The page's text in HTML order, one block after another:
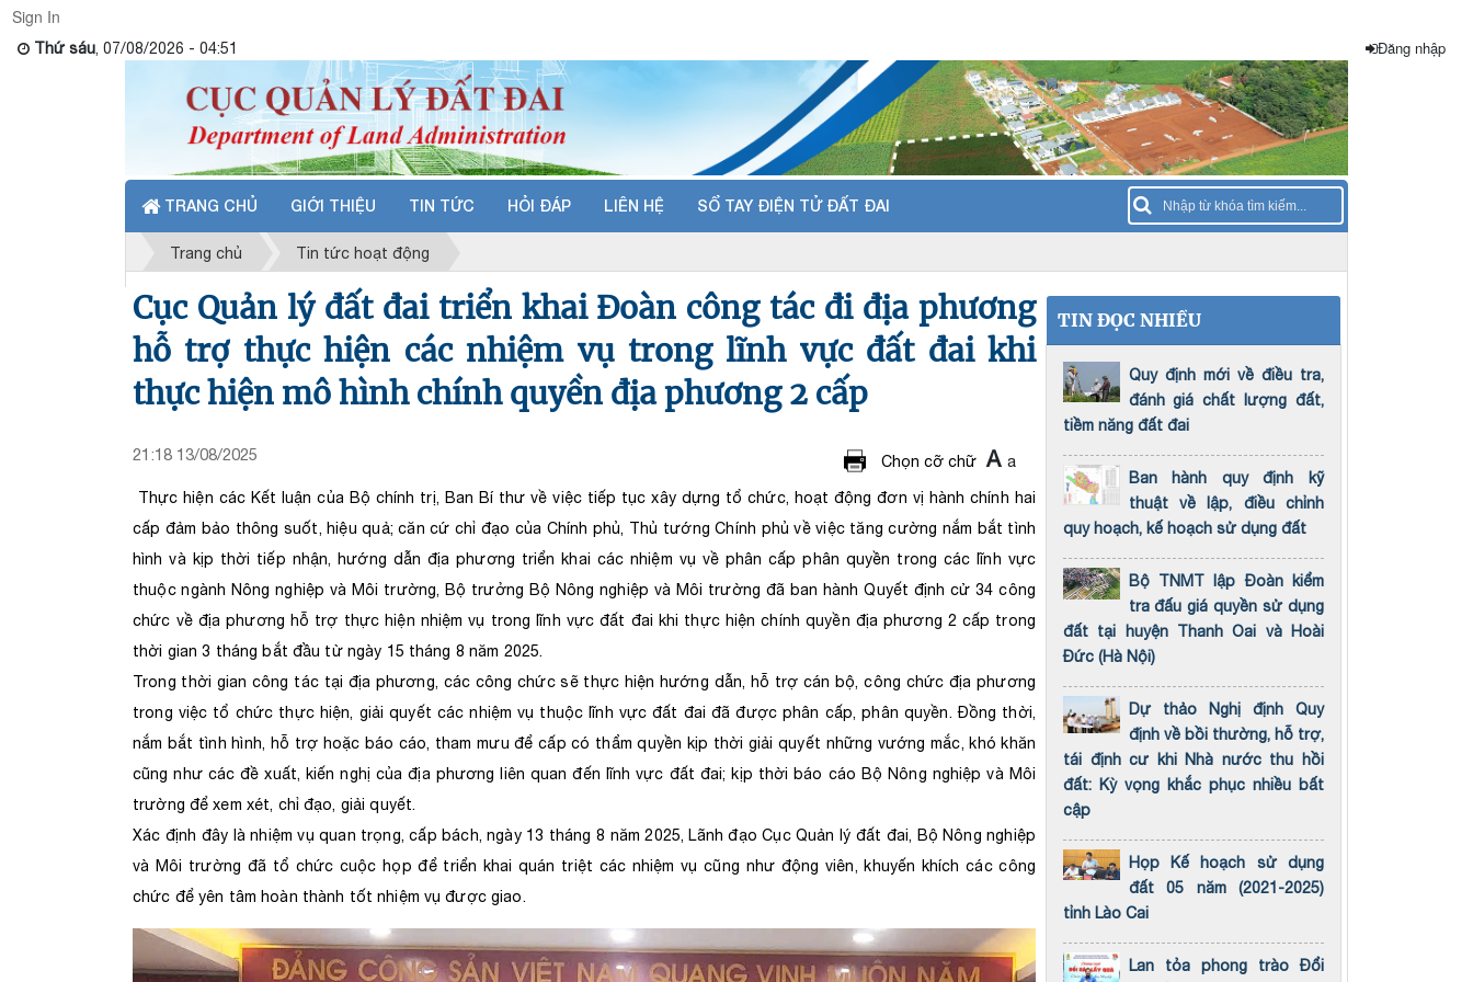
Sign In
Thứ sáu, 07/08/2026 - 04:51 Đăng nhập
TRANG CHỦ GIỚI THIỆU TIN TỨC HỎI ĐÁP LIÊN HỆ SỔ TAY ĐIỆN TỬ ĐẤT ĐAI
Trang chủ Tin tức hoạt động
Cục Quản lý đất đai triển khai Đoàn công tác đi địa phương
hỗ trợ thực hiện các nhiệm vụ trong lĩnh vực đất đai khi
thực hiện mô hình chính quyền địa phương 2 cấp
21:18 13/08/2025 Chọn cỡ chữ A a
Thực hiện các Kết luận của Bộ chính trị, Ban Bí thư về việc tiếp tục xây dựng tổ chức, hoạt động đơn vị hành chính hai
cấp đảm bảo thông suốt, hiệu quả; căn cứ chỉ đạo của Chính phủ, Thủ tướng Chính phủ về việc tăng cường nắm bắt tình
hình và kịp thời tiếp nhận, hướng dẫn địa phương triển khai các nhiệm vụ về phân cấp phân quyền trong các lĩnh vực
thuộc ngành Nông nghiệp và Môi trường, Bộ trưởng Bộ Nông nghiệp và Môi trường đã ban hành Quyết định cử 34 công
chức về địa phương hỗ trợ thực hiện nhiệm vụ trong lĩnh vực đất đai khi thực hiện chính quyền địa phương 2 cấp trong
thời gian 3 tháng bắt đầu từ ngày 15 tháng 8 năm 2025.
Trong thời gian công tác tại địa phương, các công chức sẽ thực hiện hướng dẫn, hỗ trợ cán bộ, công chức địa phương
trong việc tổ chức thực hiện, giải quyết các nhiệm vụ thuộc lĩnh vực đất đai đã được phân cấp, phân quyền. Đồng thời,
nắm bắt tình hình, hỗ trợ hoặc báo cáo, tham mưu để cấp có thẩm quyền kịp thời giải quyết những vướng mắc, khó khăn
cũng như các đề xuất, kiến nghị của địa phương liên quan đến lĩnh vực đất đai; kịp thời báo cáo Bộ Nông nghiệp và Môi
trường để xem xét, chỉ đạo, giải quyết.
Xác định đây là nhiệm vụ quan trọng, cấp bách, ngày 13 tháng 8 năm 2025, Lãnh đạo Cục Quản lý đất đai, Bộ Nông nghiệp
và Môi trường đã tổ chức cuộc họp để triển khai quán triệt các nhiệm vụ cũng như động viên, khuyến khích các công
chức để yên tâm hoàn thành tốt nhiệm vụ được giao.
TIN ĐỌC NHIỀU
Quy định mới về điều tra,
đánh giá chất lượng đất,
tiềm năng đất đai
Ban hành quy định kỹ
thuật về lập, điều chỉnh
quy hoạch, kế hoạch sử dụng đất
Bộ TNMT lập Đoàn kiểm
tra đấu giá quyền sử dụng
đất tại huyện Thanh Oai và Hoài
Đức (Hà Nội)
Dự thảo Nghị định Quy
định về bồi thường, hỗ trợ,
tái định cư khi Nhà nước thu hồi
đất: Kỳ vọng khắc phục nhiều bất
cập
Họp Kế hoạch sử dụng
đất 05 năm (2021-2025)
tỉnh Lào Cai
Lan tỏa phong trào Đổi